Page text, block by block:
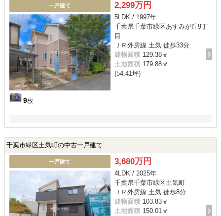
一戸建て
9枚
2,299万円
5LDK / 1997年
千葉県千葉市緑区あすみが丘9丁
目
ＪＲ外房線 土気 徒歩33分
建物面積 129.38㎡
土地面積 179.88㎡
(54.41坪)
千葉市緑区土気町の中古一戸建て
一戸建て 3,680万円
4LDK / 2025年
千葉県千葉市緑区土気町
ＪＲ外房線 土気 徒歩8分
建物面積 103.83㎡
土地面積 150.01㎡